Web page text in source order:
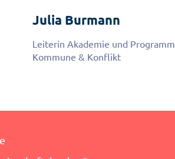
Julia Burmann
Leiterin Akademie und Programm
Kommune & Konflikt